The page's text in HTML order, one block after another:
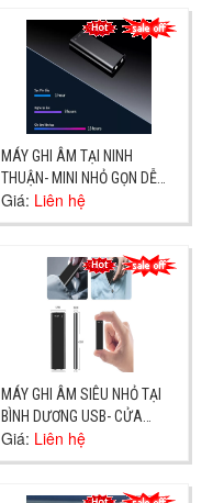
MÁY GHI ÂM TẠI NINH
THUẬN- MINI NHỎ GỌN DỄ
DÙNG- ĐỊA CHỈ PHAN RANG
Giá: Liên hệ
MÁY GHI ÂM SIÊU NHỎ TẠI
BÌNH DƯƠNG USB- CỬA
HÀNG TẠI DĨ AN- GIAO NGAY
Giá: Liên hệ